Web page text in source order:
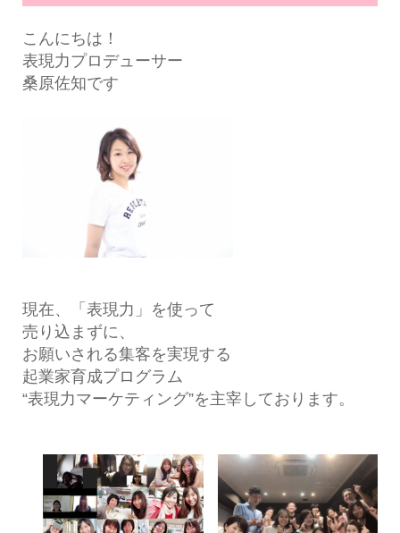
こんにちは！
表現力プロデューサー
桑原佐知です
現在、「表現力」を使って
売り込まずに、
お願いされる集客を実現する
起業家育成プログラム
“表現力マーケティング”を主宰しております。